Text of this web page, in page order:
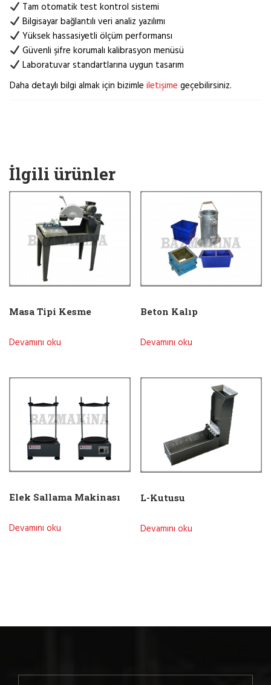
Tam otomatik test kontrol sistemi
Bilgisayar bağlantılı veri analiz yazılımı
Yüksek hassasiyetli ölçüm performansı
Güvenli şifre korumalı kalibrasyon menüsü
Laboratuvar standartlarına uygun tasarım
Daha detaylı bilgi almak için bizimle iletişime geçebilirsiniz.
İlgili ürünler
Masa Tipi Kesme
Devamını oku
Beton Kalıp
Devamını oku
Elek Sallama Makinası
Devamını oku
L-Kutusu
Devamını oku